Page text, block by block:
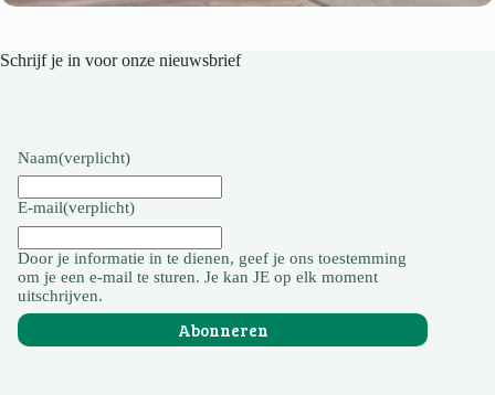
Schrijf je in voor onze nieuwsbrief
Naam(verplicht)
E-mail(verplicht)
Door je informatie in te dienen, geef je ons toestemming
om je een e-mail te sturen. Je kan JE op elk moment
uitschrijven.
Abonneren